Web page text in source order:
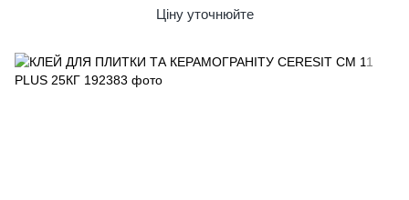
Ціну уточнюйте